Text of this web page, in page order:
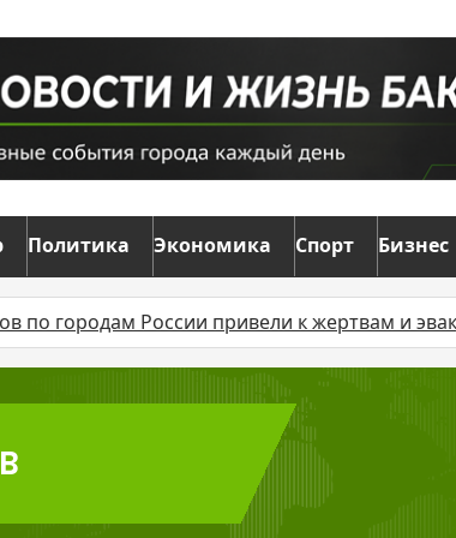
Политика Экономика Спорт Бизнес
России привели к жертвам и эвакуации